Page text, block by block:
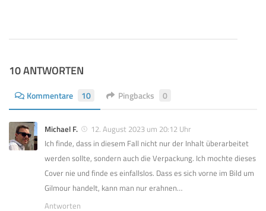
10 ANTWORTEN
Kommentare 10 Pingbacks 0
Michael F.
12. August 2023 um 20:12 Uhr
Ich finde, dass in diesem Fall nicht nur der Inhalt überarbeitet
werden sollte, sondern auch die Verpackung. Ich mochte dieses
Cover nie und finde es einfallslos. Dass es sich vorne im Bild um
Gilmour handelt, kann man nur erahnen…
Antworten